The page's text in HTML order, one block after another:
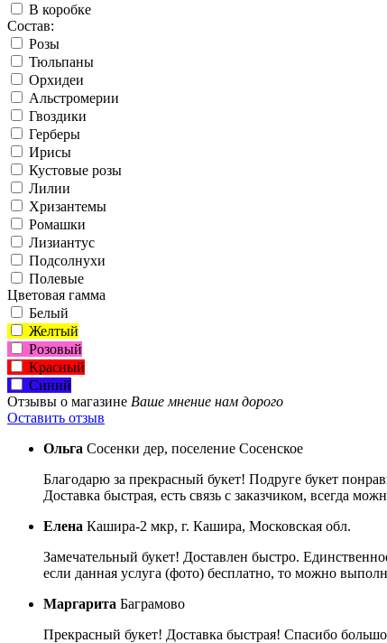
В коробке
Состав:
Розы
Тюльпаны
Орхидеи
Альстромерии
Гвоздики
Герберы
Ирисы
Кустовые розы
Лилии
Хризантемы
Ромашки
Лизиантус
Подсолнухи
Полевые
Цветовая гамма
Белый
Желтый
Розовый
Красный
Синий
Отзывы о магазине Ваше мнение нам дорого
Оставить отзыв
Ольга Сосенки дер, поселение Сосенское
Благодарю за прекрасный букет! Подруге букет
Доставка быстрая, есть связь с заказчиком, всегда
Елена Кашира-2 мкр, г. Кашира, Московская обл.
Замечательный букет! Доставлен быстро.
если данная услуга (фото) бесплатно, то можно
Маргарита Баграмово
Прекрасный букет! Доставка быстрая! Спасибо